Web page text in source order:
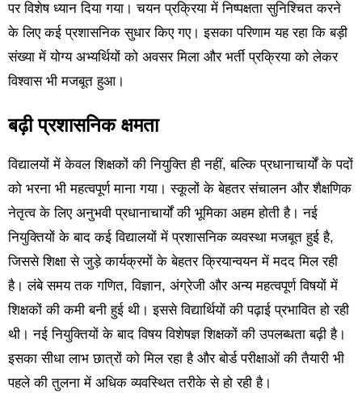
पर विशेष ध्यान दिया गया। चयन प्रक्रिया में निष्पक्षता सुनिश्चित करने
के लिए कई प्रशासनिक सुधार किए गए। इसका परिणाम यह रहा कि बड़ी
संख्या में योग्य अभ्यर्थियों को अवसर मिला और भर्ती प्रक्रिया को लेकर
विश्वास भी मजबूत हुआ।
बढ़ी प्रशासनिक क्षमता
विद्यालयों में केवल शिक्षकों की नियुक्ति ही नहीं, बल्कि प्रधानाचार्यों के पदों
को भरना भी महत्वपूर्ण माना गया। स्कूलों के बेहतर संचालन और शैक्षणिक
नेतृत्व के लिए अनुभवी प्रधानाचार्यों की भूमिका अहम होती है। नई
नियुक्तियों के बाद कई विद्यालयों में प्रशासनिक व्यवस्था मजबूत हुई है,
जिससे शिक्षा से जुड़े कार्यक्रमों के बेहतर क्रियान्वयन में मदद मिल रही
है। लंबे समय तक गणित, विज्ञान, अंग्रेजी और अन्य महत्वपूर्ण विषयों में
शिक्षकों की कमी बनी हुई थी। इससे विद्यार्थियों की पढ़ाई प्रभावित हो रही
थी। नई नियुक्तियों के बाद विषय विशेषज्ञ शिक्षकों की उपलब्धता बढ़ी है।
इसका सीधा लाभ छात्रों को मिल रहा है और बोर्ड परीक्षाओं की तैयारी भी
पहले की तुलना में अधिक व्यवस्थित तरीके से हो रही है।